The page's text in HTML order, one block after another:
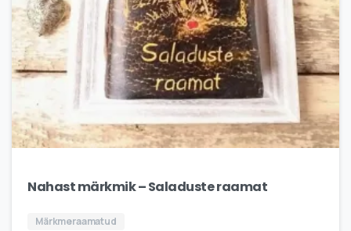
Nahast märkmik – Saladuste raamat
Märkmeraamatud